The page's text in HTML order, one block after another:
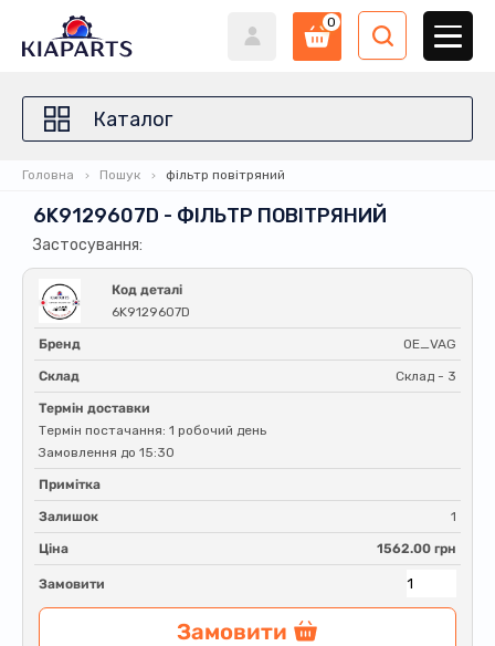
0
Каталог
Головна Пошук фільтр повітряний
6K9129607D - ФІЛЬТР ПОВІТРЯНИЙ
Застосування:
Код деталі
6K9129607D
Бренд OE_VAG
Склад Склад - 3
Термін доставки
Термін постачання: 1 робочий день
Замовлення до 15:30
Примітка
Залишок 1
Ціна 1562.00 грн
Замовити
Замовити